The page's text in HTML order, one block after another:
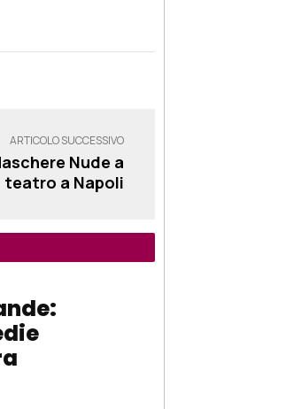
ARTICOLO SUCCESSIVO
Nude a
teatro a Napoli